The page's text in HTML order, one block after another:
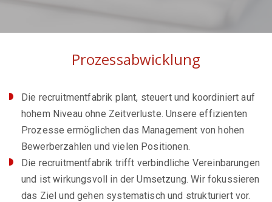
Prozessabwicklung
Die recruitmentfabrik plant, steuert und koordiniert auf
hohem Niveau ohne Zeitverluste. Unsere effizienten
Prozesse ermöglichen das Management von hohen
Bewerberzahlen und vielen Positionen.
Die recruitmentfabrik trifft verbindliche Vereinbarungen
und ist wirkungsvoll in der Umsetzung. Wir fokussieren
das Ziel und gehen systematisch und strukturiert vor.